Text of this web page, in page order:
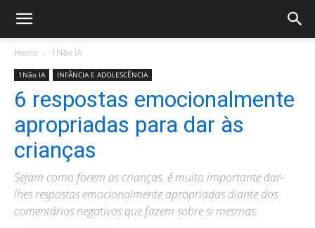
Home 1Não IA
1Não IA INFÂNCIA E ADOLESCÊNCIA
6 respostas emocionalmente
apropriadas para dar às
crianças
Sejam como forem as crianças, é muito importante dar-
lhes respostas emocionalmente apropriadas diante dos
comentários negativos que fazem sobre si mesmas.